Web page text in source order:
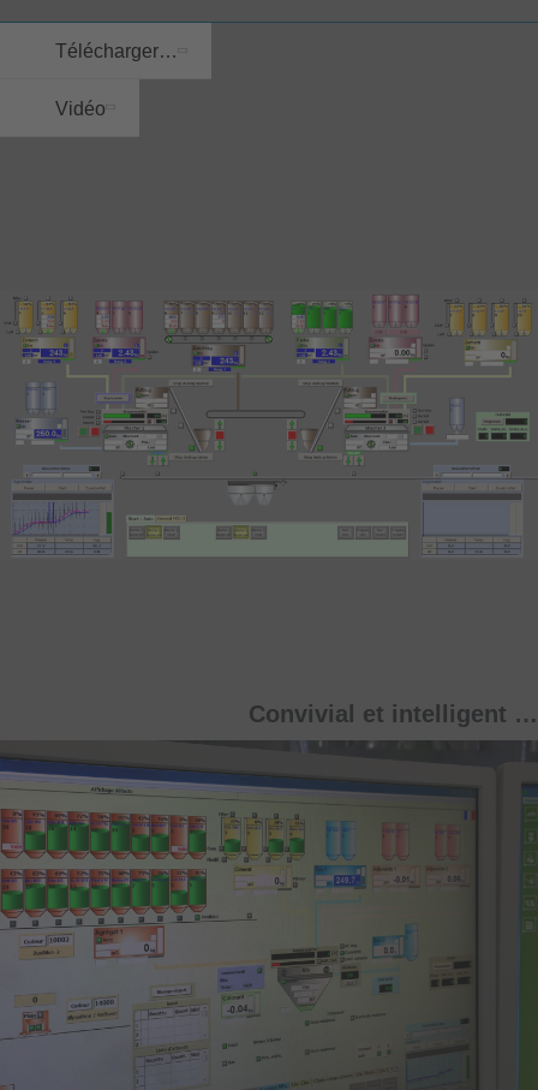
Télécharger…
Vidéo
Convivial et intelligent …